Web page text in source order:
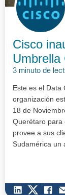
Cisco
Umbrella
3 minuto de
Este es el Data
organización
18 de
Querétaro para
provee a sus
Sudamérica un